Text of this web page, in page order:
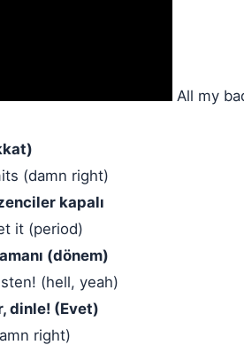
All my
(damn right)
kapalı
it (period)
(dönem)
(hell, yeah)
dinle! (Evet)
right)